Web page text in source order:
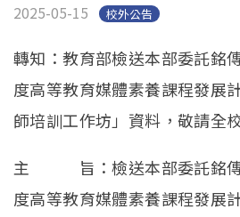
2025-05-15 校外公告
轉知：教育部檢送本部委託銘
度高等教育媒體素養課程發展
師培訓工作坊」資料，敬請全
主 旨：檢送本部委託銘傳
度高等教育媒體素養課程發展